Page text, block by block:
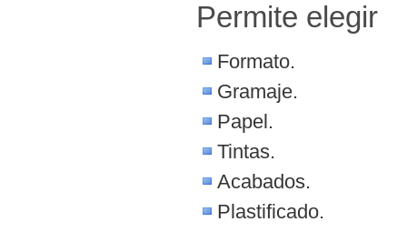
Permite elegir
Formato.
Gramaje.
Papel.
Tintas.
Acabados.
Plastificado.